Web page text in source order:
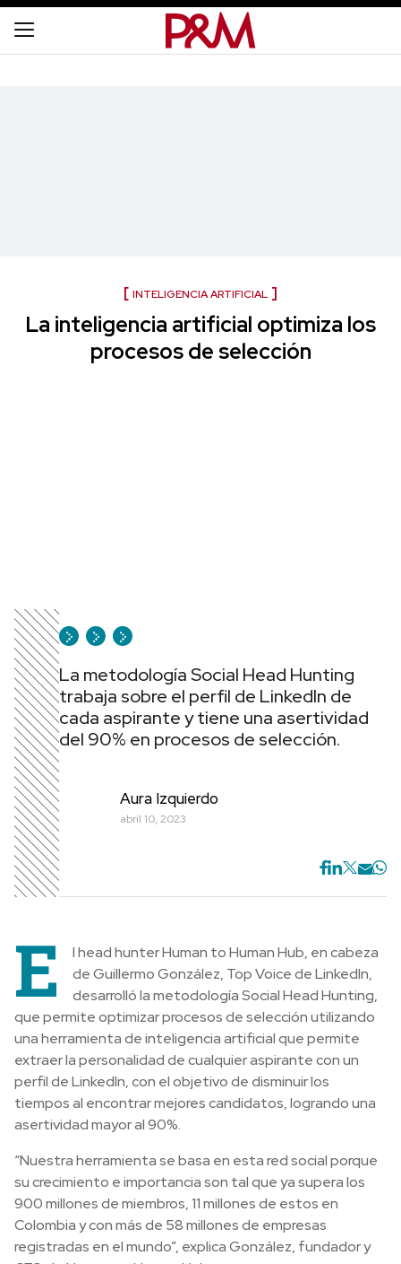
INTELIGENCIA ARTIFICIAL
La inteligencia artificial optimiza los
procesos de selección
La metodología Social Head Hunting
trabaja sobre el perfil de LinkedIn de
cada aspirante y tiene una asertividad
del 90% en procesos de selección.
Aura Izquierdo
abril 10, 2023
E
l head hunter Human to Human Hub, en cabeza
de Guillermo González, Top Voice de LinkedIn,
desarrolló la metodología Social Head Hunting,
que permite optimizar procesos de selección utilizando
una herramienta de inteligencia artificial que permite
extraer la personalidad de cualquier aspirante con un
perfil de LinkedIn, con el objetivo de disminuir los
tiempos al encontrar mejores candidatos, logrando una
asertividad mayor al 90%.
“Nuestra herramienta se basa en esta red social porque
su crecimiento e importancia son tal que ya supera los
900 millones de miembros, 11 millones de estos en
Colombia y con más de 58 millones de empresas
registradas en el mundo”, explica González, fundador y